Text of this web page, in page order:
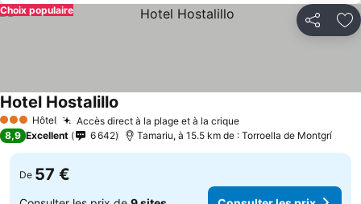
Partager
Choix populaire
3 ÉtoilesHôtel Accès direct à la plage et à la crique
Hotel Hostalillo
8,9 Excellent 6 642 Tamariu, à 15.5 km de : Torroella de Montgrí
De 57 €